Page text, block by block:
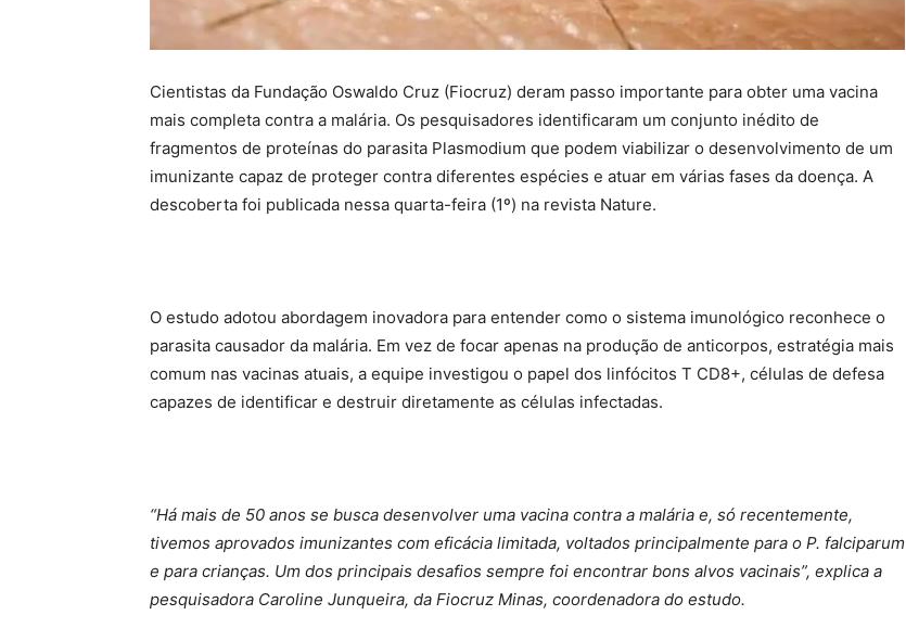
Cientistas da Fundação Oswaldo Cruz (Fiocruz) deram passo importante para obter uma vacina
mais completa contra a malária. Os pesquisadores identificaram um conjunto inédito de
fragmentos de proteínas do parasita Plasmodium que podem viabilizar o desenvolvimento de um
imunizante capaz de proteger contra diferentes espécies e atuar em várias fases da doença. A
descoberta foi publicada nessa quarta-feira (1º) na revista Nature.
O estudo adotou abordagem inovadora para entender como o sistema imunológico reconhece o
parasita causador da malária. Em vez de focar apenas na produção de anticorpos, estratégia mais
comum nas vacinas atuais, a equipe investigou o papel dos linfócitos T CD8+, células de defesa
capazes de identificar e destruir diretamente as células infectadas.
“Há mais de 50 anos se busca desenvolver uma vacina contra a malária e, só recentemente,
tivemos aprovados imunizantes com eficácia limitada, voltados principalmente para o P. falciparum
e para crianças. Um dos principais desafios sempre foi encontrar bons alvos vacinais”, explica a
pesquisadora Caroline Junqueira, da Fiocruz Minas, coordenadora do estudo.